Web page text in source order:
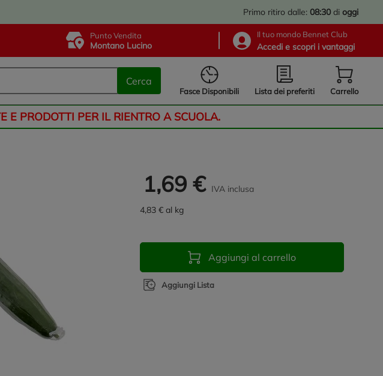
Primo ritiro dalle: 08:30 di oggi
Punto Vendita
Montano Lucino
Il tuo mondo Bennet Club
Accedi e scopri i vantaggi
Cerca
Fasce Disponibili Lista dei preferiti Carrello
E PRODOTTI PER IL RIENTRO A SCUOLA.
1,69 € IVA inclusa
4,83 € al kg
Aggiungi al carrello
Aggiungi Lista